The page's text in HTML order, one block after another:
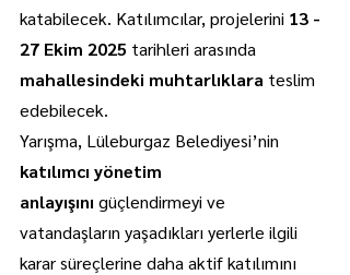
katabilecek. Katılımcılar, projelerini 13 -
27 Ekim 2025 tarihleri arasında
mahallesindeki muhtarlıklara teslim
edebilecek.
Yarışma, Lüleburgaz Belediyesi’nin
katılımcı yönetim
anlayışını güçlendirmeyi ve
vatandaşların yaşadıkları yerlerle ilgili
karar süreçlerine daha aktif katılımını